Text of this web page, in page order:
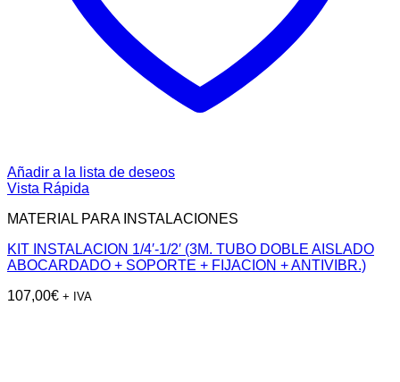
Añadir a la lista de deseos
Vista Rápida
MATERIAL PARA INSTALACIONES
KIT INSTALACION 1/4′-1/2′ (3M. TUBO DOBLE AISLADO
ABOCARDADO + SOPORTE + FIJACION + ANTIVIBR.)
107,00€ + IVA